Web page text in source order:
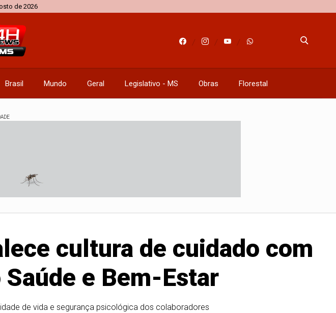
de 2026
Brasil Mundo Geral Legislativo - MS Obras Florestal
cultura de cuidado com
e Bem-Estar
de vida e segurança psicológica dos colaboradores